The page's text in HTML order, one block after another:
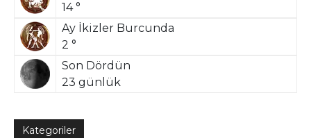
14 °
Ay İkizler Burcunda
2 °
Son Dördün
23 günlük
Kategoriler